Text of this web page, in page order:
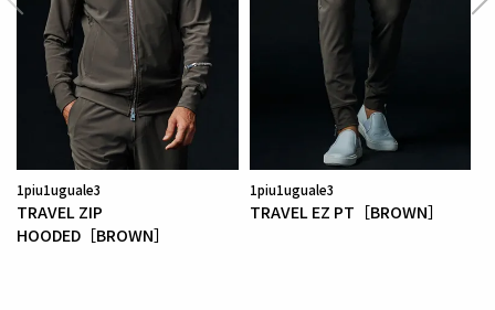
1piu1uguale3
TRAVEL ZIP
HOODED［BROWN］
1piu1uguale3
TRAVEL EZ PT［BROWN］